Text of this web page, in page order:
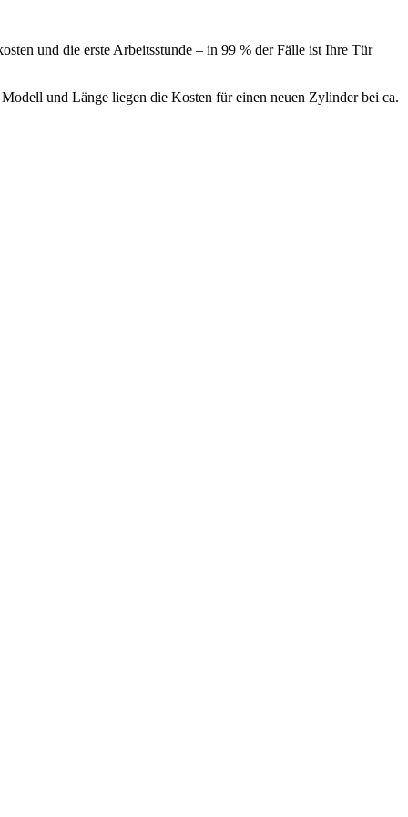
und die erste Arbeitsstunde – in 99 % der Fälle ist Ihre Tür
und Länge liegen die Kosten für einen neuen Zylinder bei ca.